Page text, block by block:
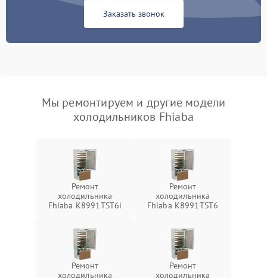
Заказать звонок
Мы ремонтируем и другие модели
холодильников Fhiaba
Ремонт
холодильника
Fhiaba K8991TST6i
Ремонт
холодильника
Fhiaba K8991TST6
Ремонт
холодильника
Ремонт
холодильника